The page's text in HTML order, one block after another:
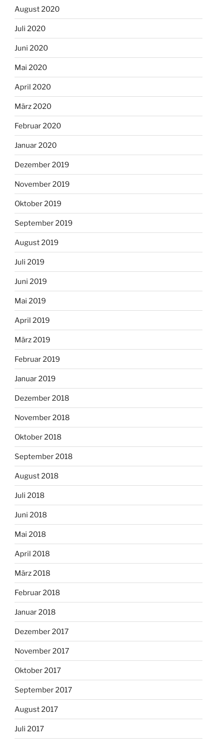
August 2020
Juli 2020
Juni 2020
Mai 2020
April 2020
März 2020
Februar 2020
Januar 2020
Dezember 2019
November 2019
Oktober 2019
September 2019
August 2019
Juli 2019
Juni 2019
Mai 2019
April 2019
März 2019
Februar 2019
Januar 2019
Dezember 2018
November 2018
Oktober 2018
September 2018
August 2018
Juli 2018
Juni 2018
Mai 2018
April 2018
März 2018
Februar 2018
Januar 2018
Dezember 2017
November 2017
Oktober 2017
September 2017
August 2017
Juli 2017